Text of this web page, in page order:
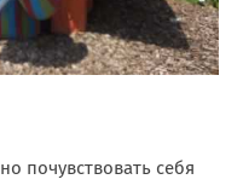
почувствовать себя